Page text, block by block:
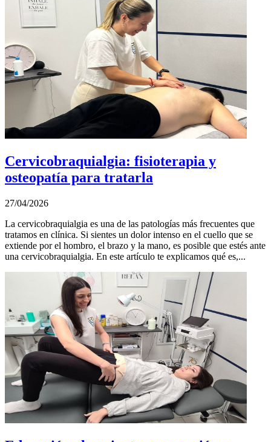
Cervicobraquialgia: fisioterapia y
osteopatía para tratarla
27/04/2026
La cervicobraquialgia es una de las patologías más frecuentes que
tratamos en clínica. Si sientes un dolor intenso en el cuello que se
extiende por el hombro, el brazo y la mano, es posible que estés ante
una cervicobraquialgia. En este artículo te explicamos qué es,...